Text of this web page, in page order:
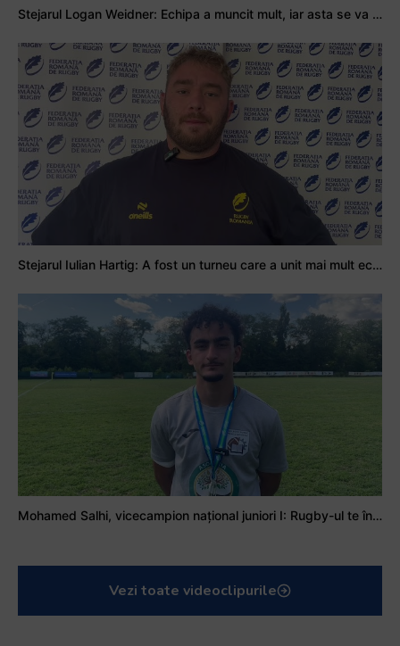
Stejarul Logan Weidner: Echipa a muncit mult, iar asta se va vedea în meciurile de la Nations Cup
Stejarul Iulian Hartig: A fost un turneu care a unit mai mult echipa
Mohamed Salhi, vicecampion național juniori I: Rugby-ul te învață să accepți și înfrângerile
Vezi toate videoclipurile